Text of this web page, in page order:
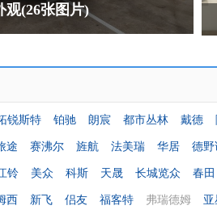
观(26张图片)
锐斯特 铂驰 朗宸 都市丛林 戴德
途 赛沸尔 旌航 法美瑞 华居
德
铃 美众 科斯 天晟 长城览众
春田
西 新飞 侣友 福客特 弗瑞德姆